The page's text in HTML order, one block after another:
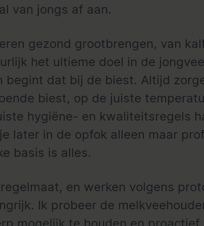
van jongs af aan.
gezond grootbrengen, van
het ultieme doel in de
begint dat bij de biest. Altijd
biest, op de juiste
hygiëne- en kwaliteitsregels
later in de opfok alleen maar
basis is alles.
en werken volgens
Ik probeer de